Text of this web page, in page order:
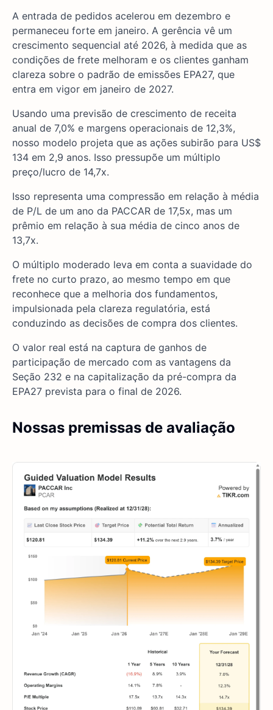
A entrada de pedidos acelerou em dezembro e
permaneceu forte em janeiro. A gerência vê um
crescimento sequencial até 2026, à medida que as
condições de frete melhoram e os clientes ganham
clareza sobre o padrão de emissões EPA27, que
entra em vigor em janeiro de 2027.
Usando uma previsão de crescimento de receita
anual de 7,0% e margens operacionais de 12,3%,
nosso modelo projeta que as ações subirão para US$
134 em 2,9 anos. Isso pressupõe um múltiplo
preço/lucro de 14,7x.
Isso representa uma compressão em relação à média
de P/L de um ano da PACCAR de 17,5x, mas um
prêmio em relação à sua média de cinco anos de
13,7x.
O múltiplo moderado leva em conta a suavidade do
frete no curto prazo, ao mesmo tempo em que
reconhece que a melhoria dos fundamentos,
impulsionada pela clareza regulatória, está
conduzindo as decisões de compra dos clientes.
O valor real está na captura de ganhos de
participação de mercado com as vantagens da
Seção 232 e na capitalização da pré-compra da
EPA27 prevista para o final de 2026.
Nossas premissas de avaliação